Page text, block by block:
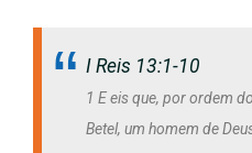
I Reis 13:1-10
1 E eis que, por ordem
Betel, um homem de